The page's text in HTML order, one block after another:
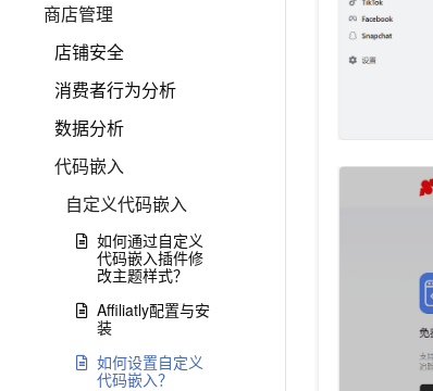
商店管理
店铺安全
消费者行为分析
数据分析
代码嵌入
自定义代码嵌入
如何通过自定义
代码嵌入插件修
改主题样式？
Affiliatly配置与安
装
如何设置自定义
代码嵌入？